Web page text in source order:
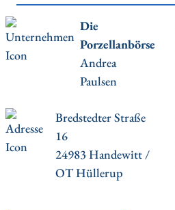
Die
Porzellanbörse
Andrea
Paulsen
Bredstedter Straße
16
24983 Handewitt /
OT Hüllerup